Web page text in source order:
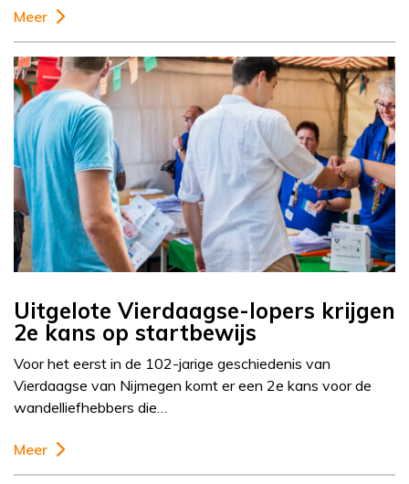
Meer
Uitgelote Vierdaagse-lopers krijgen
2e kans op startbewijs
Voor het eerst in de 102-jarige geschiedenis van
Vierdaagse van Nijmegen komt er een 2e kans voor de
wandelliefhebbers die…
Meer